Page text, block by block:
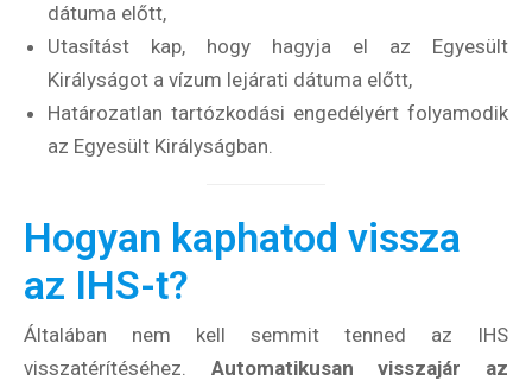
dátuma előtt,
Utasítást kap, hogy hagyja el az Egyesült
Királyságot a vízum lejárati dátuma előtt,
Határozatlan tartózkodási engedélyért folyamodik
az Egyesült Királyságban.
Hogyan kaphatod vissza
az IHS-t?
Általában nem kell semmit tenned az IHS
visszatérítéséhez. Automatikusan visszajár az